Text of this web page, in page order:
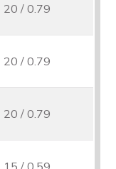
20 / 0.79
20 / 0.79
20 / 0.79